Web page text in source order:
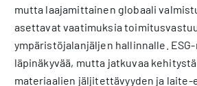
mutta laajamittainen globaali
asettavat vaatimuksia
ympäristöjalanjäljen hallinnalle.
läpinäkyvää, mutta jatkuvaa
materiaalien jäljitettävyyden ja laite-